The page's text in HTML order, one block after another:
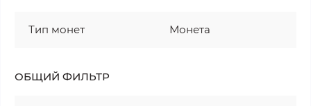
Тип монет Монета
ОБЩИЙ ФИЛЬТР